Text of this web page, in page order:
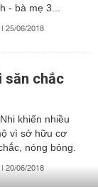
- bà mẹ 3...
25/06/2018
săn chắc
khiến nhiều
vì sở hữu cơ
nóng bỏng.
20/06/2018